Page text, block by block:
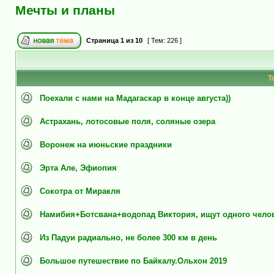
Мечты и планы
Страница 1 из 10 [ Тем: 226 ]
Поехали с нами на Мадагаскар в конце августа))
Астрахань, лотосовые поля, соляные озера
Воронеж на июньские праздники
Эрта Але, Эфиопия
Сокотра от Миракля
Намибия+Ботсвана+водопад Виктория, ищут одного
Из Падуи радиально, не более 300 км в день
Большое путешествие по Байкалу.Ольхон 2019